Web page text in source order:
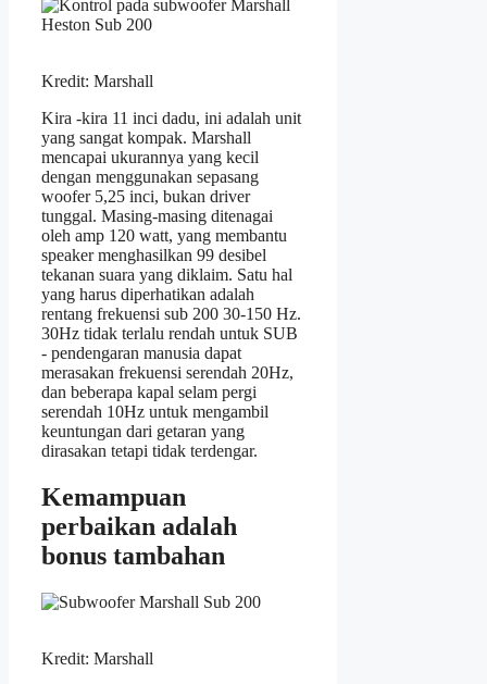
Kredit: Marshall
Kira -kira 11 inci dadu, ini adalah unit
yang sangat kompak. Marshall
mencapai ukurannya yang kecil
dengan menggunakan sepasang
woofer 5,25 inci, bukan driver
tunggal. Masing-masing ditenagai
oleh amp 120 watt, yang membantu
speaker menghasilkan 99 desibel
tekanan suara yang diklaim. Satu hal
yang harus diperhatikan adalah
rentang frekuensi sub 200 30-150 Hz.
30Hz tidak terlalu rendah untuk SUB
- pendengaran manusia dapat
merasakan frekuensi serendah 20Hz,
dan beberapa kapal selam pergi
serendah 10Hz untuk mengambil
keuntungan dari getaran yang
dirasakan tetapi tidak terdengar.
Kemampuan
perbaikan adalah
bonus tambahan
Kredit: Marshall